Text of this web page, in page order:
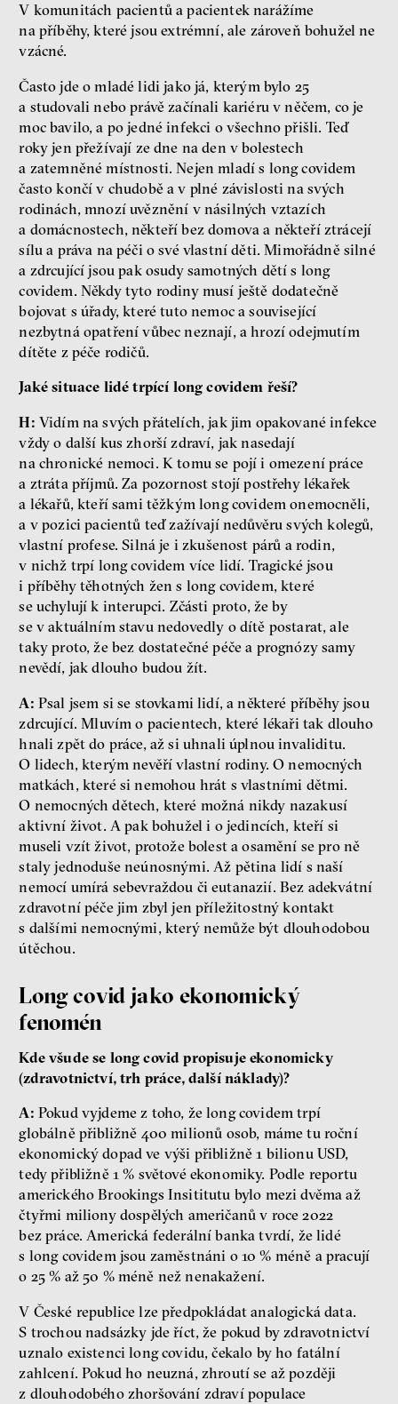
V komunitách pacientů a pacientek narážíme
na příběhy, které jsou extrémní, ale zároveň bohužel ne
vzácné.
Často jde o mladé lidi jako já, kterým bylo 25
a studovali nebo právě začínali kariéru v něčem, co je
moc bavilo, a po jedné infekci o všechno přišli. Teď
roky jen přežívají ze dne na den v bolestech
a zatemněné místnosti. Nejen mladí s long covidem
často končí v chudobě a v plné závislosti na svých
rodinách, mnozí uvěznění v násilných vztazích
a domácnostech, někteří bez domova a někteří ztrácejí
sílu a práva na péči o své vlastní děti. Mimořádně silné
a zdrcující jsou pak osudy samotných dětí s long
covidem. Někdy tyto rodiny musí ještě dodatečně
bojovat s úřady, které tuto nemoc a související
nezbytná opatření vůbec neznají, a hrozí odejmutím
dítěte z péče rodičů.
Jaké situace lidé trpící long covidem řeší?
H: Vidím na svých přátelích, jak jim opakované infekce
vždy o další kus zhorší zdraví, jak nasedají
na chronické nemoci. K tomu se pojí i omezení práce
a ztráta příjmů. Za pozornost stojí postřehy lékařek
a lékařů, kteří sami těžkým long covidem onemocněli,
a v pozici pacientů teď zažívají nedůvěru svých kolegů,
vlastní profese. Silná je i zkušenost párů a rodin,
v nichž trpí long covidem více lidí. Tragické jsou
i příběhy těhotných žen s long covidem, které
se uchylují k interupci. Zčásti proto, že by
se v aktuálním stavu nedovedly o dítě postarat, ale
taky proto, že bez dostatečné péče a prognózy samy
nevědí, jak dlouho budou žít.
A: Psal jsem si se stovkami lidí, a některé příběhy jsou
zdrcující. Mluvím o pacientech, které lékaři tak dlouho
hnali zpět do práce, až si uhnali úplnou invaliditu.
O lidech, kterým nevěří vlastní rodiny. O nemocných
matkách, které si nemohou hrát s vlastními dětmi.
O nemocných dětech, které možná nikdy nazakusí
aktivní život. A pak bohužel i o jedincích, kteří si
museli vzít život, protože bolest a osamění se pro ně
staly jednoduše neúnosnými. Až pětina lidí s naší
nemocí umírá sebevraždou či eutanazií. Bez adekvátní
zdravotní péče jim zbyl jen příležitostný kontakt
s dalšími nemocnými, který nemůže být dlouhodobou
útěchou.
Long covid jako ekonomický
fenomén
Kde všude se long covid propisuje ekonomicky
(zdravotnictví, trh práce, další náklady)?
A: Pokud vyjdeme z toho, že long covidem trpí
globálně přibližně 400 milionů osob, máme tu roční
ekonomický dopad ve výši přibližně 1 bilionu USD,
tedy přibližně 1 % světové ekonomiky. Podle reportu
amerického Brookings Insititutu bylo mezi dvěma až
čtyřmi miliony dospělých američanů v roce 2022
bez práce. Americká federální banka tvrdí, že lidé
s long covidem jsou zaměstnáni o 10 % méně a pracují
o 25 % až 50 % méně než nenakažení.
V České republice lze předpokládat analogická data.
S trochou nadsázky jde říct, že pokud by zdravotnictví
uznalo existenci long covidu, čekalo by ho fatální
zahlcení. Pokud ho neuzná, zhroutí se až později
z dlouhodobého zhoršování zdraví populace